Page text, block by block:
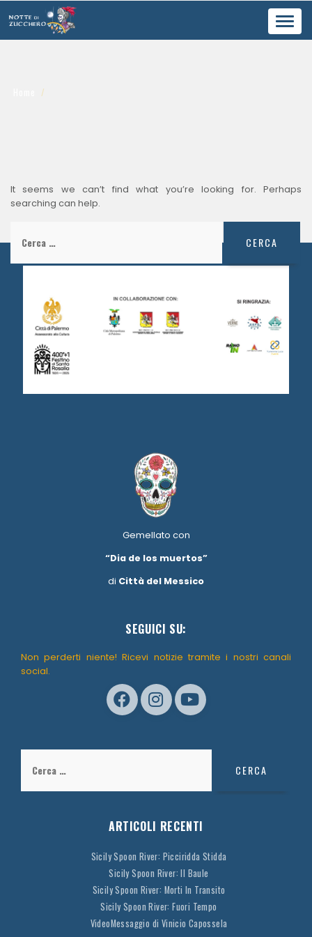
It seems we can’t find what you’re looking for. Perhaps
searching can help.
per:
Gemellato con
“Dia de los muertos”
di Città del Messico
SEGUICI SU:
Non perderti niente! Ricevi notizie tramite i nostri canali
social.
per:
ARTICOLI RECENTI
Sicily Spoon River: Picciridda Stidda
Sicily Spoon River: Il Baule
Sicily Spoon River: Morti In Transito
Sicily Spoon River: Fuori Tempo
VideoMessaggio di Vinicio Capossela